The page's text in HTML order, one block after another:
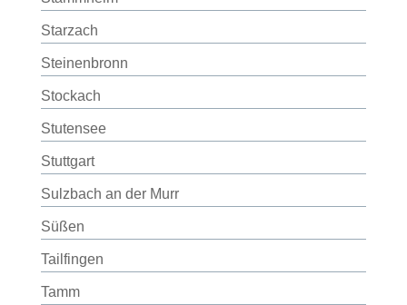
Starzach
Steinenbronn
Stockach
Stutensee
Stuttgart
Sulzbach an der Murr
Süßen
Tailfingen
Tamm